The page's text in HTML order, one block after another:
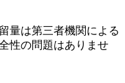
量は第三者機関による
性の問題はありませ